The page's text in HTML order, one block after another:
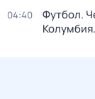
04:40
Футбол.